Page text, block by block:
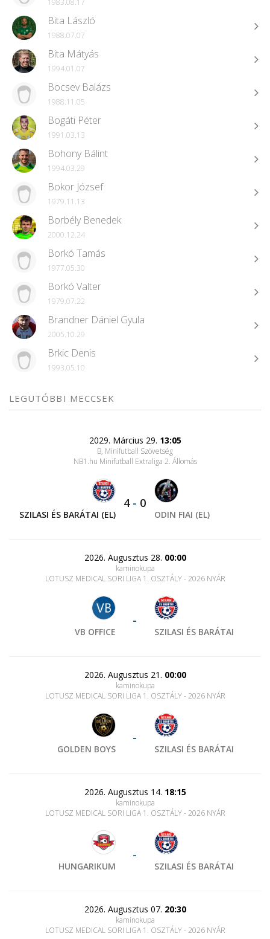
Bita László
1988.07.07
Bita Mátyás
1994.01.07
Bocsev Balázs
1988.11.05
Bogáti Péter
1991.03.13
Bohony Bálint
1994.03.29
Bokor József
1979.11.13
Borbély Benedek
2000.12.24
Borkó Tamás
1977.05.30
Borkó Valter
1979.07.22
Brandner Dániel Gyula
2005.10.29
Brkic Denis
1993.05.10
LEGUTÓBBI MECCSEK
2029. Március 29. 13:05
B, Minifutball Szövetség
NB1.hu Minifutball Extraliga 2. Állomás
SZILASI ÉS BARÁTAI (EL)
4- 0
ODIN FIAI (EL)
2026. Augusztus 28. 00:00
kaminokupa
LOTUSZ MEDICAL SORI LIGA 1. OSZTÁLY - 2026 NYÁR
VB OFFICE
-
SZILASI ÉS BARÁTAI
2026. Augusztus 21. 00:00
kaminokupa
LOTUSZ MEDICAL SORI LIGA 1. OSZTÁLY - 2026 NYÁR
GOLDEN BOYS
-
SZILASI ÉS BARÁTAI
2026. Augusztus 14. 18:15
kaminokupa
LOTUSZ MEDICAL SORI LIGA 1. OSZTÁLY - 2026 NYÁR
HUNGARIKUM
-
SZILASI ÉS BARÁTAI
2026. Augusztus 07. 20:30
kaminokupa
LOTUSZ MEDICAL SORI LIGA 1. OSZTÁLY - 2026 NYÁR